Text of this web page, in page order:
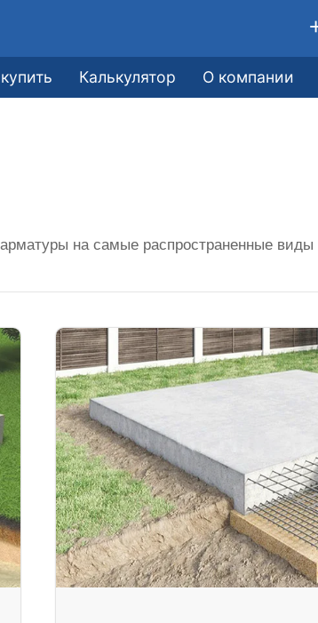
Калькулятор О компании
на самые распространенные